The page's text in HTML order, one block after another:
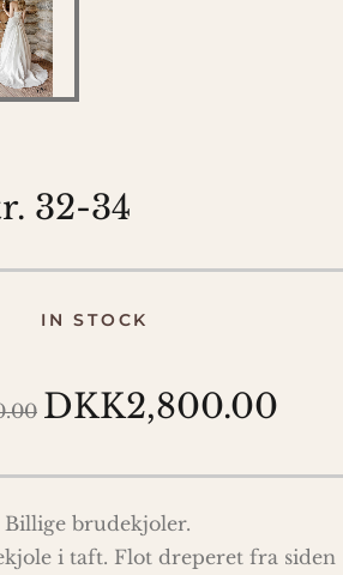
32-34
IN STOCK
DKK2,800.00
Billige brudekjoler.
i taft. Flot dreperet fra siden